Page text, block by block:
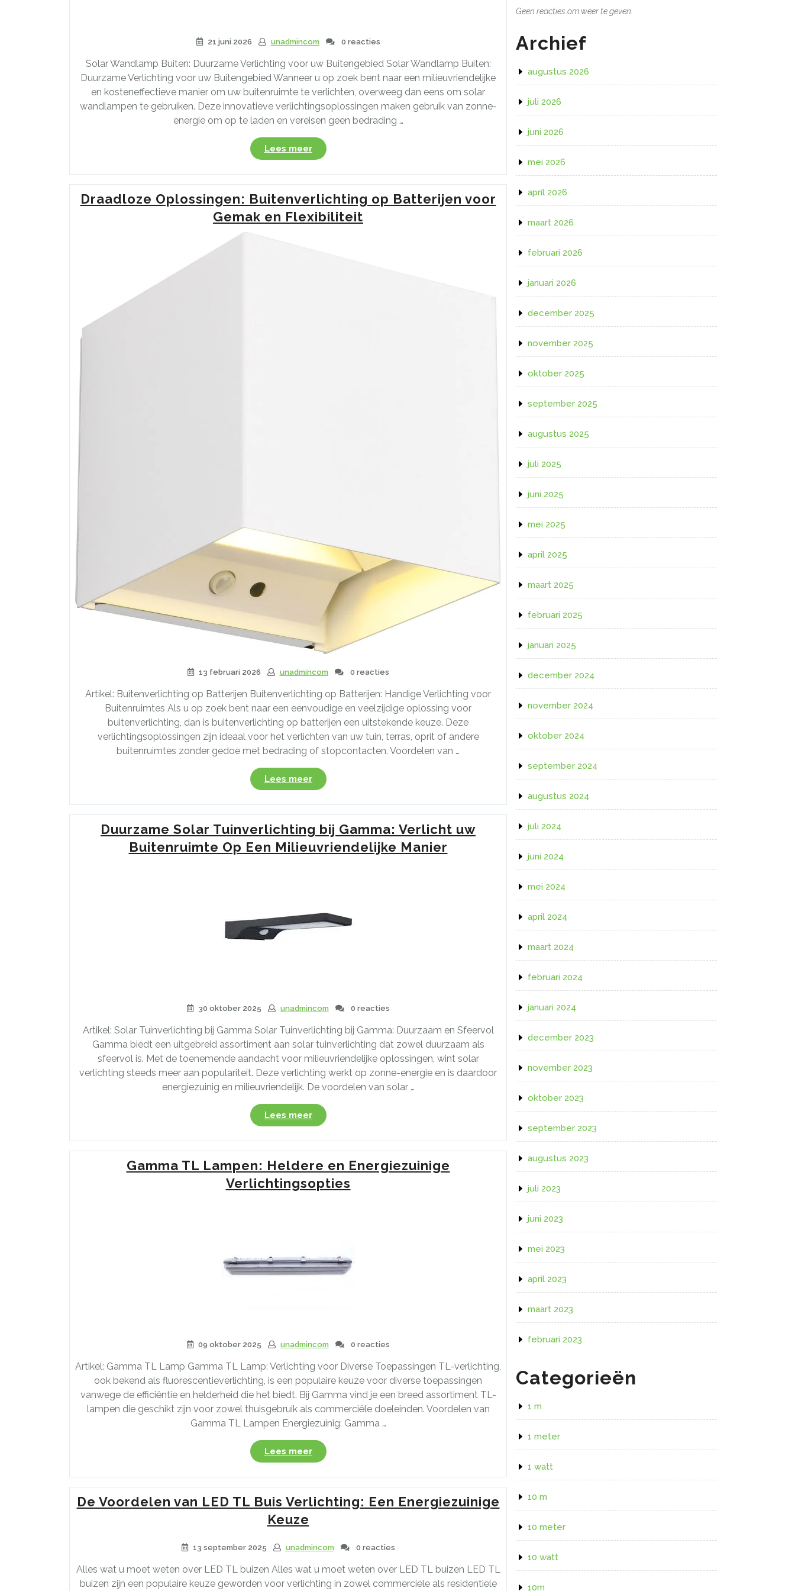
21 juni 2026 unadmincom 0 reacties
Solar Wandlamp Buiten: Duurzame Verlichting voor uw Buitengebied Solar Wandlamp Buiten:
Duurzame Verlichting voor uw Buitengebied Wanneer u op zoek bent naar een milieuvriendelijke
en kosteneffectieve manier om uw buitenruimte te verlichten, overweeg dan eens om solar
wandlampen te gebruiken. Deze innovatieve verlichtingsoplossingen maken gebruik van zonne-
energie om op te laden en vereisen geen bedrading …
Lees meer“Duurzame
Verlichting:
Solar
Wandlampen
voor
Buiten”
Draadloze Oplossingen: Buitenverlichting op Batterijen voor
Gemak en Flexibiliteit
13 februari 2026 unadmincom 0 reacties
Artikel: Buitenverlichting op Batterijen Buitenverlichting op Batterijen: Handige Verlichting voor
Buitenruimtes Als u op zoek bent naar een eenvoudige en veelzijdige oplossing voor
buitenverlichting, dan is buitenverlichting op batterijen een uitstekende keuze. Deze
verlichtingsoplossingen zijn ideaal voor het verlichten van uw tuin, terras, oprit of andere
buitenruimtes zonder gedoe met bedrading of stopcontacten. Voordelen van …
Lees meer“Draadloze
Oplossingen:
Buitenverlichting
op
Batterijen
voor
Gemak
Duurzame Solar Tuinverlichting bij Gamma: Verlicht uw
Buitenruimte Op Een Milieuvriendelijke Manier
30 oktober 2025 unadmincom 0 reacties
Artikel: Solar Tuinverlichting bij Gamma Solar Tuinverlichting bij Gamma: Duurzaam en Sfeervol
Gamma biedt een uitgebreid assortiment aan solar tuinverlichting dat zowel duurzaam als
sfeervol is. Met de toenemende aandacht voor milieuvriendelijke oplossingen, wint solar
verlichting steeds meer aan populariteit. Deze verlichting werkt op zonne-energie en is daardoor
energiezuinig en milieuvriendelijk. De voordelen van solar …
Lees meer“Duurzame
Solar
Tuinverlichting
bij
Gamma:
Verlicht
uw
Manier”
Gamma TL Lampen: Heldere en Energiezuinige
Verlichtingsopties
09 oktober 2025 unadmincom 0 reacties
Artikel: Gamma TL Lamp Gamma TL Lamp: Verlichting voor Diverse Toepassingen TL-verlichting,
ook bekend als fluorescentieverlichting, is een populaire keuze voor diverse toepassingen
vanwege de efficiëntie en helderheid die het biedt. Bij Gamma vind je een breed assortiment TL-
lampen die geschikt zijn voor zowel thuisgebruik als commerciële doeleinden. Voordelen van
Gamma TL Lampen Energiezuinig: Gamma …
Lees meer“Gamma
TL
Lampen:
Heldere
en
De Voordelen van LED TL Buis Verlichting: Een Energiezuinige
Keuze
13 september 2025 unadmincom 0 reacties
Alles wat u moet weten over LED TL buizen Alles wat u moet weten over LED TL buizen LED TL
buizen zijn een populaire keuze geworden voor verlichting in zowel commerciële als residentiële
Geen reacties om weer te geven.
Archief
augustus 2026
juli 2026
juni 2026
mei 2026
april 2026
maart 2026
februari 2026
januari 2026
december 2025
november 2025
oktober 2025
september 2025
augustus 2025
juli 2025
juni 2025
mei 2025
april 2025
maart 2025
februari 2025
januari 2025
december 2024
november 2024
oktober 2024
september 2024
augustus 2024
juli 2024
juni 2024
mei 2024
april 2024
maart 2024
februari 2024
januari 2024
december 2023
november 2023
oktober 2023
september 2023
augustus 2023
juli 2023
juni 2023
mei 2023
april 2023
maart 2023
februari 2023
Categorieën
1 m
1 meter
1 watt
10 m
10 meter
10 watt
10m